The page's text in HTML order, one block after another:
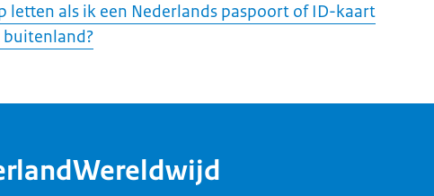
letten als ik een Nederlands paspoort of ID-kaart
buitenland?